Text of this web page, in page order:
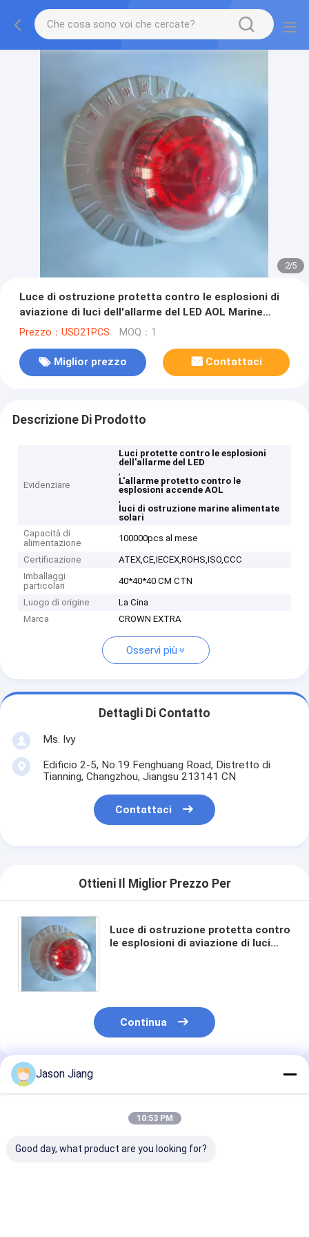
2/5
Luce di ostruzione protetta contro le esplosioni di
aviazione di luci dell'allarme del LED AOL Marine
Industrial Gas Detector
Prezzo：USD21PCS MOQ：1
Miglior prezzo Contattaci
Descrizione Di Prodotto
Evidenziare
Luci protette contro le esplosioni
dell'allarme del LED
,
L'allarme protetto contro le
esplosioni accende AOL
,
luci di ostruzione marine alimentate
solari
Capacità di
alimentazione
100000pcs al mese
Certificazione
ATEX,CE,IECEX,ROHS,ISO,CCC
Imballaggi
particolari
40*40*40 CM CTN
Luogo di origine
La Cina
Marca
CROWN EXTRA
Osservi più
Dettagli Di Contatto
Ms. Ivy
Edificio 2-5, No.19 Fenghuang Road, Distretto di
Tianning, Changzhou, Jiangsu 213141 CN
Contattaci
Ottieni Il Miglior Prezzo Per
Luce di ostruzione protetta contro
le esplosioni di aviazione di luci
Continua
Prodotti Raccomandati
Jason Jiang
10:53 PM
Good day, what product are you looking for?